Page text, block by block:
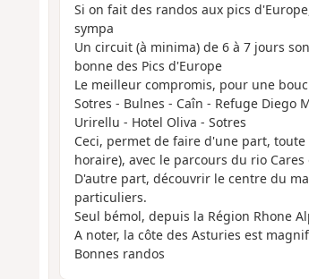
Si on fait des randos aux pics
sympa
Un circuit (à minima) de 6 à 7 jours
bonne des Pics d'Europe
Le meilleur compromis, pour une
Sotres - Bulnes - Caîn - Refuge Diego
Urirellu - Hotel Oliva - Sotres
Ceci, permet de faire d'une part,
horaire), avec le parcours du rio
D'autre part, découvrir le centre du
particuliers.
Seul bémol, depuis la Région Rhone
A noter, la côte des Asturies est
Bonnes randos